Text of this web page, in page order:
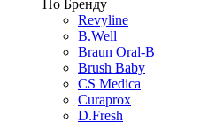
По Бренду
Revyline
B.Well
Braun Oral-B
Brush Baby
CS Medica
Curaprox
D.Fresh